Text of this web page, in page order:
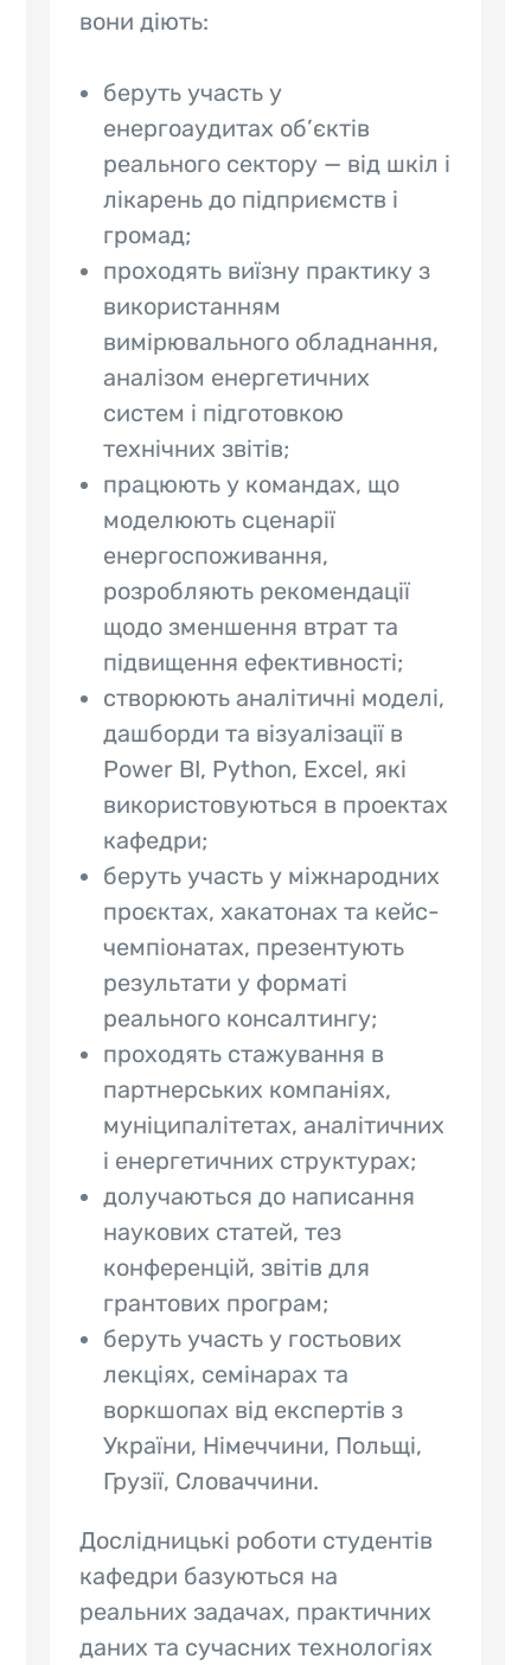
вони діють:
беруть участь у
енергоаудитах об’єктів
реального сектору — від шкіл і
лікарень до підприємств і
громад;
проходять виїзну практику з
використанням
вимірювального обладнання,
аналізом енергетичних
систем і підготовкою
технічних звітів;
працюють у командах, що
моделюють сценарії
енергоспоживання,
розробляють рекомендації
щодо зменшення втрат та
підвищення ефективності;
створюють аналітичні моделі,
дашборди та візуалізації в
Power BI, Python, Excel, які
використовуються в проектах
кафедри;
беруть участь у міжнародних
проєктах, хакатонах та кейс-
чемпіонатах, презентують
результати у форматі
реального консалтингу;
проходять стажування в
партнерських компаніях,
муніципалітетах, аналітичних
і енергетичних структурах;
долучаються до написання
наукових статей, тез
конференцій, звітів для
грантових програм;
беруть участь у гостьових
лекціях, семінарах та
воркшопах від експертів з
України, Німеччини, Польщі,
Грузії, Словаччини.
Дослідницькі роботи студентів
кафедри базуються на
реальних задачах, практичних
даних та сучасних технологіях